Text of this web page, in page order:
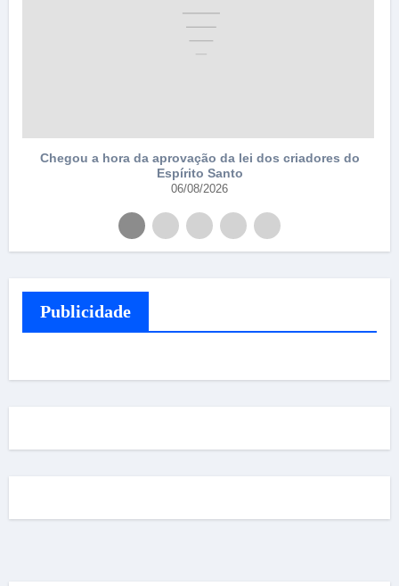
Chegou a hora da aprovação da lei dos criadores do
Espírito Santo
06/08/2026
Publicidade